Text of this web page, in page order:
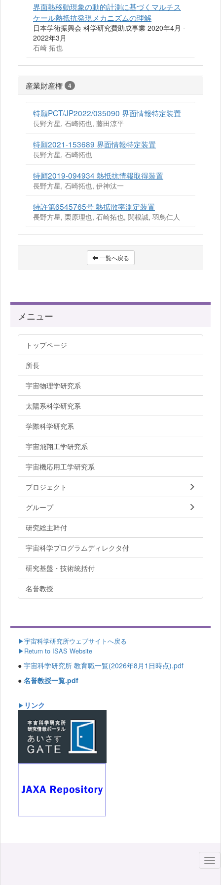
界面熱移動現象の動的計測に基づくマルチス
ケール熱抵抗発現メカニズムの理解
日本学術振興会 科学研究費助成事業 2020年4月 -
2022年3月
石崎 拓也
産業財産権 4
特願PCT/JP2022/035090 界面情報特定装置
長野方星, 石崎拓也, 藤田涼平
特願2021-153689 界面情報特定装置
長野方星, 石崎拓也
特願2019-094934 熱抵抗情報取得装置
長野方星, 石崎拓也, 伊神汰一
特許第6545765号 熱拡散率測定装置
長野方星, 栗原理也, 石崎拓也, 関根誠, 羽鳥仁人
一覧へ戻る
メニュー
トップページ
所長
宇宙物理学研究系
太陽系科学研究系
学際科学研究系
宇宙飛翔工学研究系
宇宙機応用工学研究系
プロジェクト
グループ
研究総主幹付
宇宙科学プログラムディレクタ付
研究基盤・技術統括付
名誉教授
▶宇宙科学研究所ウェブサイトへ戻る
▶Return to ISAS Website
● 宇宙科学研究所 教育職一覧(2026年8月1日時点).pdf
● 名誉教授一覧.pdf
▶ リンク